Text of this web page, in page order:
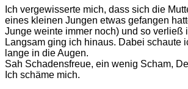
Ich vergewisserte mich, dass sich die
eines kleinen Jungen etwas gefangen
Junge weinte immer noch) und so verließ
Langsam ging ich hinaus. Dabei schaute
lange in die Augen.
Sah Schadensfreue, ein wenig Scham,
Ich schäme mich.